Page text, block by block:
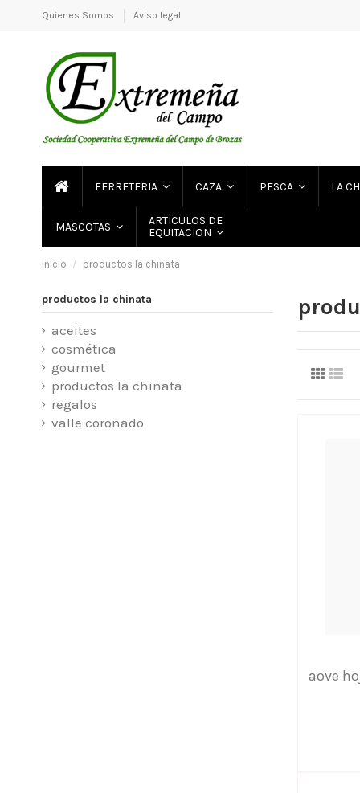
Quienes Somos Aviso legal
FERRETERIA CAZA PESCA LA
MASCOTAS
ARTICULOS DE
EQUITACION
Inicio productos la chinata
aove
productos la chinata
aceites
cosmética
gourmet
productos la chinata
regalos
valle coronado